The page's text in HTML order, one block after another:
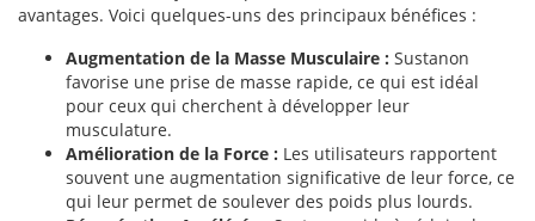
avantages. Voici quelques-uns des principaux bénéfices :
Augmentation de la Masse Musculaire : Sustanon
favorise une prise de masse rapide, ce qui est idéal
pour ceux qui cherchent à développer leur
musculature.
Amélioration de la Force : Les utilisateurs rapportent
souvent une augmentation significative de leur force, ce
qui leur permet de soulever des poids plus lourds.